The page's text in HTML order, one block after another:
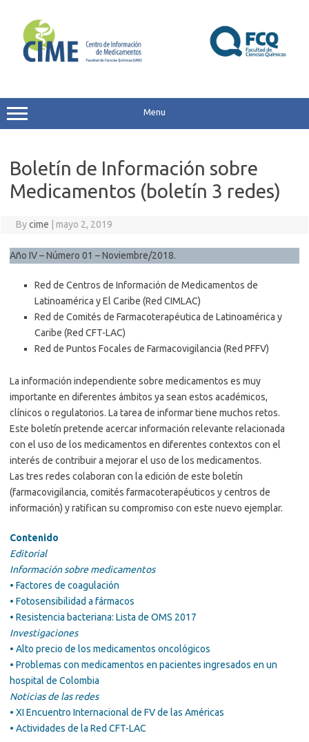
content
Menu
Boletín de Información sobre
Medicamentos (boletín 3 redes)
Bycime mayo 2, 2019
Año IV – Número 01 – Noviembre/2018.
Red de Centros de Información de Medicamentos de
Latinoamérica y El Caribe (Red CIMLAC)
Red de Comités de Farmacoterapéutica de Latinoamérica y
Caribe (Red CFT-LAC)
Red de Puntos Focales de Farmacovigilancia (Red PFFV)
La información independiente sobre medicamentos es muy
importante en diferentes ámbitos ya sean estos académicos,
clínicos o regulatorios. La tarea de informar tiene muchos retos.
Este boletín pretende acercar información relevante relacionada
con el uso de los medicamentos en diferentes contextos con el
interés de contribuir a mejorar el uso de los medicamentos.
Las tres redes colaboran con la edición de este boletín
(farmacovigilancia, comités farmacoterapéuticos y centros de
información) y ratifican su compromiso con este nuevo ejemplar.
Contenido
Editorial
Información sobre medicamentos
• Factores de coagulación
• Fotosensibilidad a fármacos
• Resistencia bacteriana: Lista de OMS 2017
Investigaciones
• Alto precio de los medicamentos oncológicos
• Problemas con medicamentos en pacientes ingresados en un
hospital de Colombia
Noticias de las redes
• XI Encuentro Internacional de FV de las Américas
• Actividades de la Red CFT-LAC